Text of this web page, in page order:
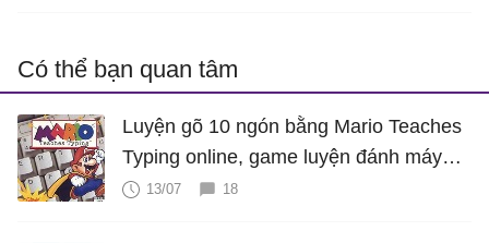
Có thể bạn quan tâm
Luyện gõ 10 ngón bằng Mario Teaches
Typing online, game luyện đánh máy
cực hấp dẫn
13/07 18